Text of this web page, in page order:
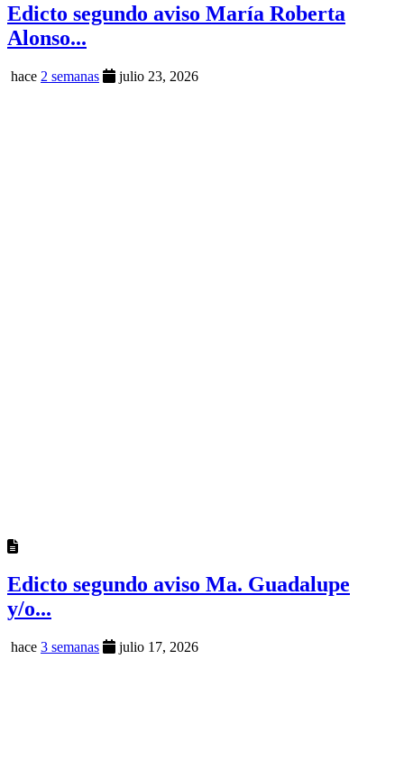
Edicto segundo aviso María Roberta
Alonso...
hace 2 semanas julio 23, 2026
Edicto segundo aviso Ma. Guadalupe
y/o...
hace 3 semanas julio 17, 2026